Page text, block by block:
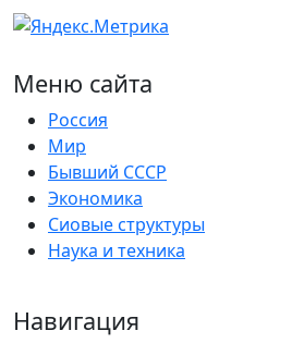
Меню сайта
Россия
Мир
Бывший СССР
Экономика
Сиовые структуры
Наука и техника
Навигация